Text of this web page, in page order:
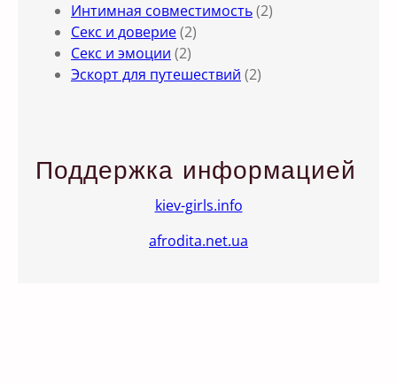
Интимная совместимость(2)
Секс и доверие(2)
Секс и эмоции (2)
Эскорт для путешествий (2)
Поддержка информацией
kiev-girls.info
afrodita.net.ua